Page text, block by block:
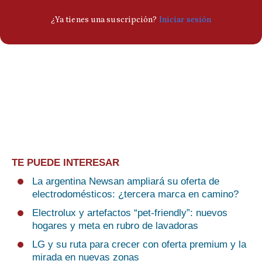
TE PUEDE INTERESAR
La argentina Newsan ampliará su oferta de
electrodomésticos: ¿tercera marca en camino?
Electrolux y artefactos “pet-friendly”: nuevos
hogares y meta en rubro de lavadoras
LG y su ruta para crecer con oferta premium y la
mirada en nuevas zonas